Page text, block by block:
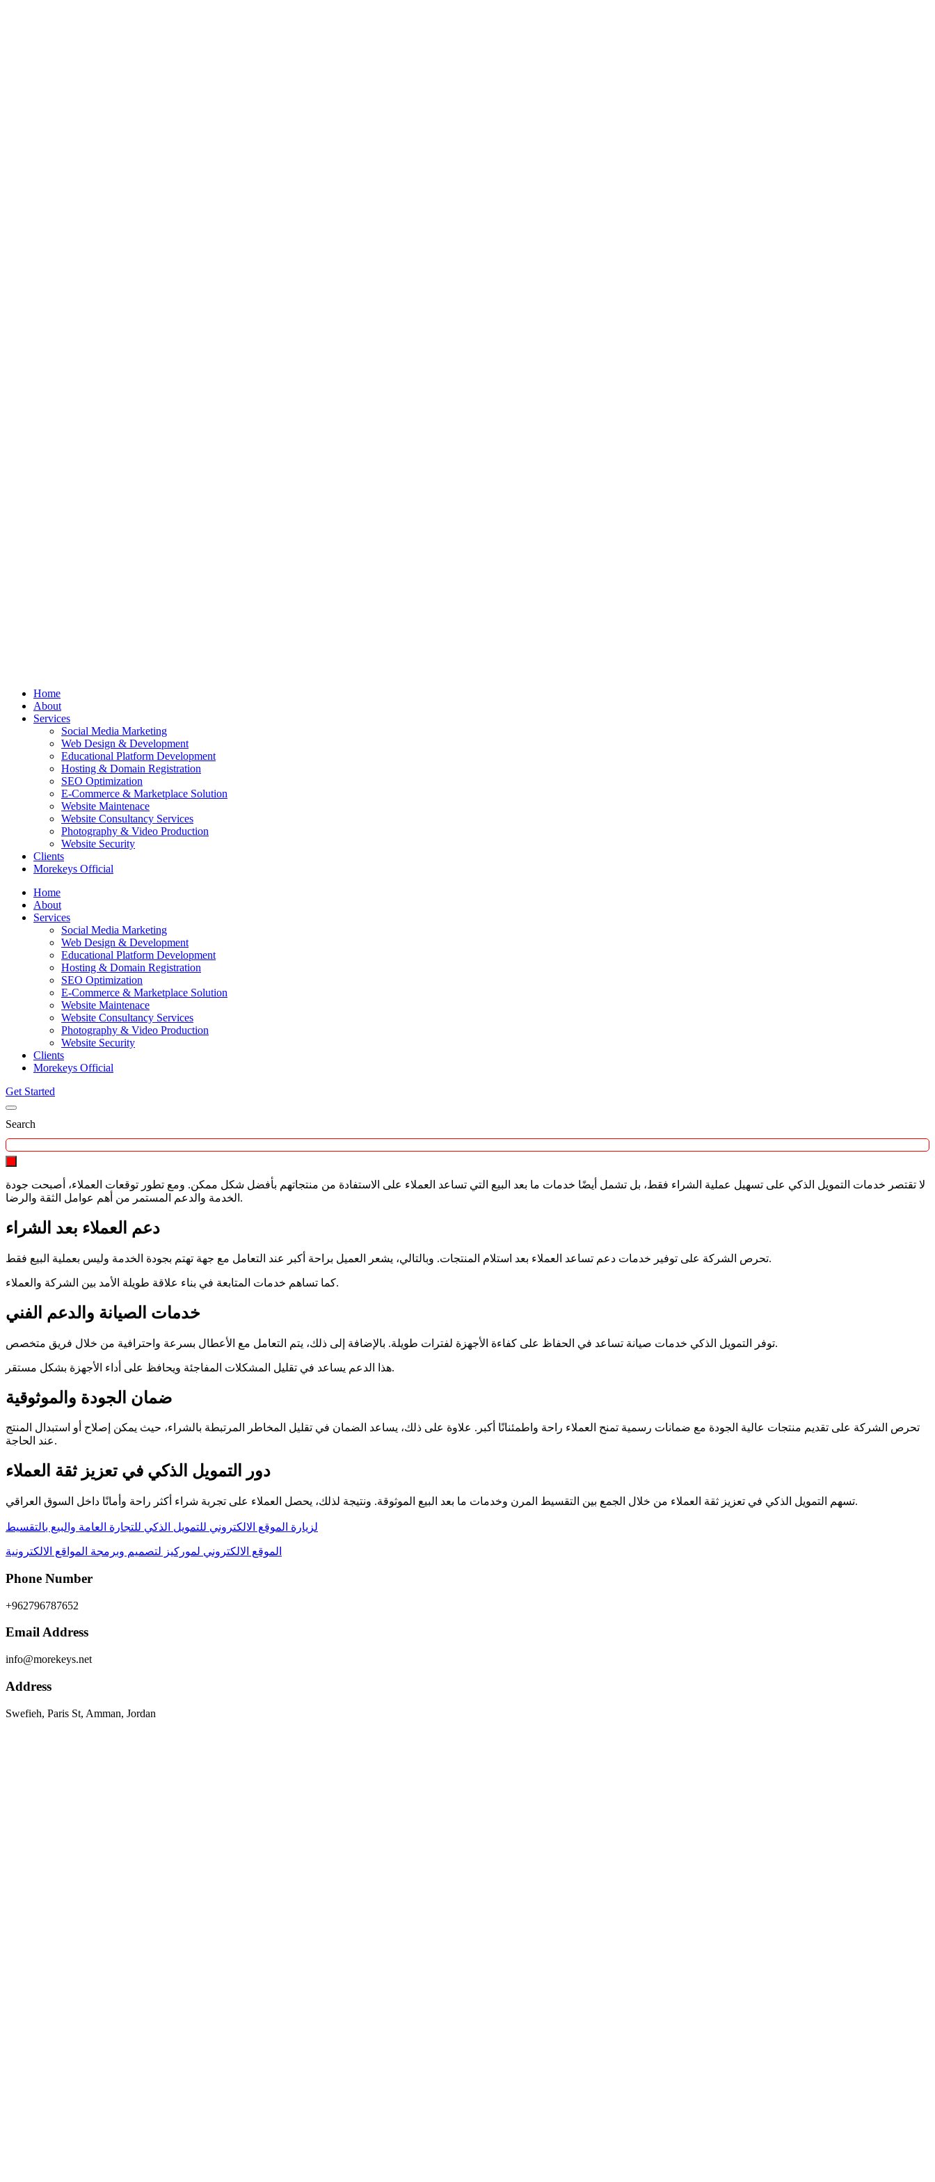
Home
About
Services
Social Media Marketing
Web Design & Development
Educational Platform Development
Hosting & Domain Registration
SEO Optimization
E-Commerce & Marketplace Solution
Website Maintenace
Website Consultancy Services
Photography & Video Production
Website Security
Clients
Morekeys Official
Home
About
Services
Social Media Marketing
Web Design & Development
Educational Platform Development
Hosting & Domain Registration
SEO Optimization
E-Commerce & Marketplace Solution
Website Maintenace
Website Consultancy Services
Photography & Video Production
Website Security
Clients
Morekeys Official
Get Started
Search
لا تقتصر خدمات التمويل الذكي على تسهيل عملية الشراء فقط، بل تشمل أيضًا خدمات ما بعد البيع التي تساعد العملاء على الاستفادة من منتجاتهم بأفضل شكل ممكن. ومع تطور توقعات العملاء، أصبحت جودة
الخدمة والدعم المستمر من أهم عوامل الثقة والرضا.
دعم العملاء بعد الشراء
تحرص الشركة على توفير خدمات دعم تساعد العملاء بعد استلام المنتجات. وبالتالي، يشعر العميل براحة أكبر عند التعامل مع جهة تهتم بجودة الخدمة وليس بعملية البيع فقط.
كما تساهم خدمات المتابعة في بناء علاقة طويلة الأمد بين الشركة والعملاء.
خدمات الصيانة والدعم الفني
توفر التمويل الذكي خدمات صيانة تساعد في الحفاظ على كفاءة الأجهزة لفترات طويلة. بالإضافة إلى ذلك، يتم التعامل مع الأعطال بسرعة واحترافية من خلال فريق متخصص.
هذا الدعم يساعد في تقليل المشكلات المفاجئة ويحافظ على أداء الأجهزة بشكل مستقر.
ضمان الجودة والموثوقية
تحرص الشركة على تقديم منتجات عالية الجودة مع ضمانات رسمية تمنح العملاء راحة واطمئنانًا أكبر. علاوة على ذلك، يساعد الضمان في تقليل المخاطر المرتبطة بالشراء، حيث يمكن إصلاح أو استبدال المنتج
عند الحاجة.
دور التمويل الذكي في تعزيز ثقة العملاء
تسهم التمويل الذكي في تعزيز ثقة العملاء من خلال الجمع بين التقسيط المرن وخدمات ما بعد البيع الموثوقة. ونتيجة لذلك، يحصل العملاء على تجربة شراء أكثر راحة وأمانًا داخل السوق العراقي.
لزيارة الموقع الالكتروني للتمويل الذكي للتجارة العامة والبيع بالتقسيط
الموقع الالكتروني لموركيز لتصميم وبرمجة المواقع الالكترونية
Phone Number
+962796787652
Email Address
info@morekeys.net
Address
Swefieh, Paris St, Amman, Jordan